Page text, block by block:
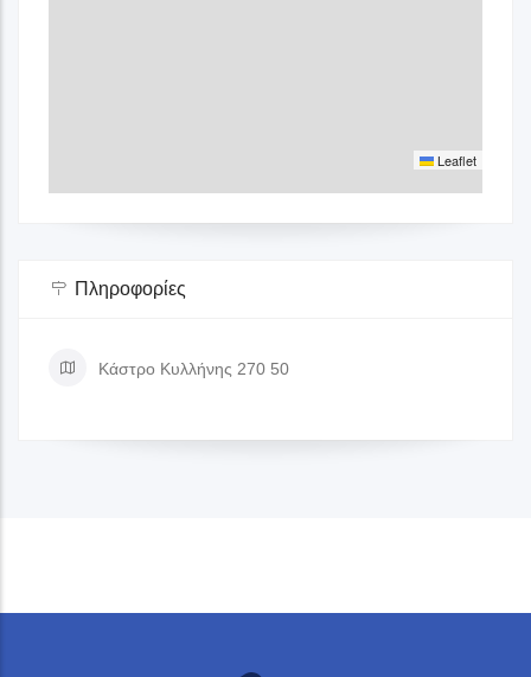
Leaflet
Πληροφορίες
Κάστρο Κυλλήνης 270 50